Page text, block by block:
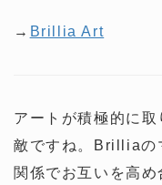
→ Brillia Art
アートが積極的に
敵ですね。Brilliaの
関係でお互いを高め